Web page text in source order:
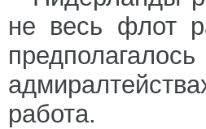
не весь флот
работа.